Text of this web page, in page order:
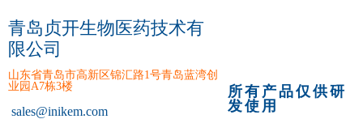
青岛贞开生物医药技术有
限公司
山东省青岛市高新区锦汇路1号青岛蓝湾创
业园A7栋3楼
sales@inikem.com
所有产品仅供研
发使用